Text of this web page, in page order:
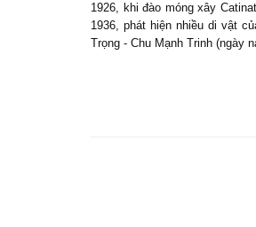
1926, khi đào móng xây
1936, phát hiện nhiều di vật
Trọng - Chu Mạnh Trinh (ngày